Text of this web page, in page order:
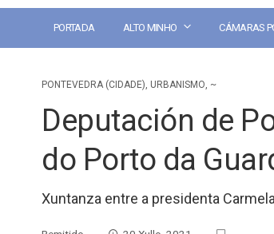
PORTADA ALTO MINHO CÁMARAS
PONTEVEDRA (CIDADE), URBANISMO, ~
Deputación de
do Porto da
Xuntanza entre a presidenta